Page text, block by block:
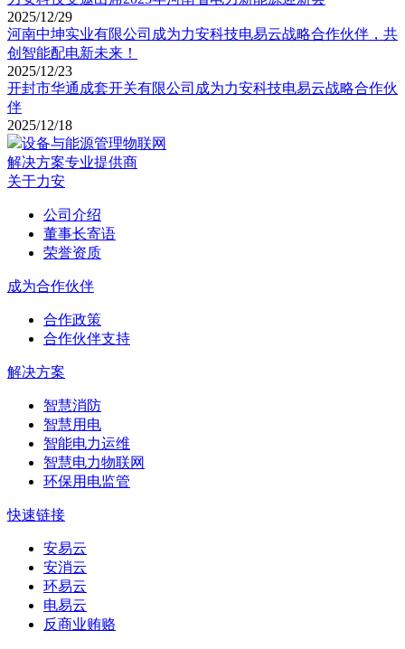
2025/12/29
河南中坤实业有限公司成为力安科技电易云战略合作伙伴，共
创智能配电新未来！
2025/12/23
开封市华通成套开关有限公司成为力安科技电易云战略合作伙
伴
2025/12/18
设备与能源管理物联网
解决方案专业提供商
关于力安
公司介绍
董事长寄语
荣誉资质
成为合作伙伴
合作政策
合作伙伴支持
解决方案
智慧消防
智慧用电
智能电力运维
智慧电力物联网
环保用电监管
快速链接
安易云
安消云
环易云
电易云
反商业贿赂